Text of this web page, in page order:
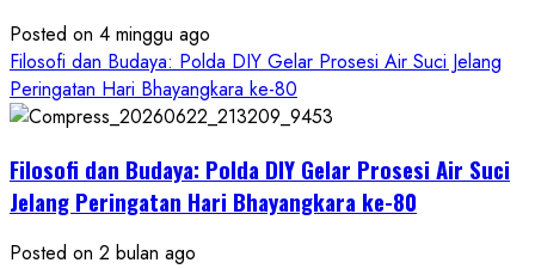
Posted on 4 minggu ago
Filosofi dan Budaya: Polda DIY Gelar Prosesi Air Suci Jelang
Peringatan Hari Bhayangkara ke-80
Filosofi dan Budaya: Polda DIY Gelar Prosesi Air Suci
Jelang Peringatan Hari Bhayangkara ke-80
Posted on 2 bulan ago